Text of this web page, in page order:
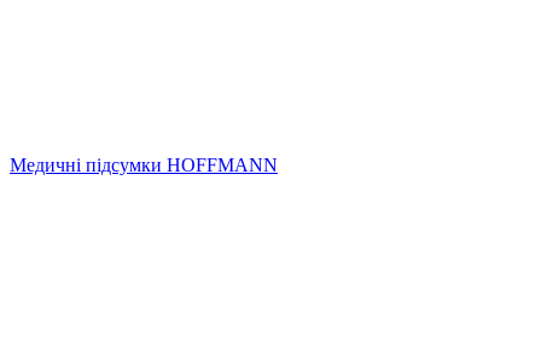
Медичні підсумки HOFFMANN